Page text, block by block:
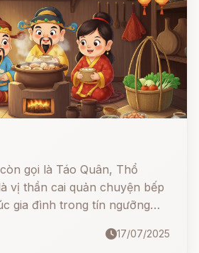
gian bếp Việt.
gọi là Táo Quân, Thổ
vị thần cai quản chuyện bếp
gia đình trong tín ngưỡng
cá chép lên trời để tâu với
17/07/2025